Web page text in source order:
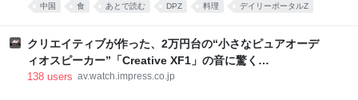
た、脳に直でうま味が届く調味料です。 そんな乾碟を
した。 真っ赤な小袋に入った粉 大学院生のころ、中国
の東北地方から来た留学生の女の子と仲良くなりまし
た。 彼女は辛い物が大好き。「日本には辛い食べ物が
ない」と、中国のショッピングサイト「淘宝」（タオ
中国 食 あとで読む DPZ 料理 デイリーポータルZ
クリエイティブが作った、2万円台の“小さなピュアオーデ
ィオスピーカー”「Creative XF1」の音に驚く
[Sponsored]
138 users av.watch.impress.co.jp